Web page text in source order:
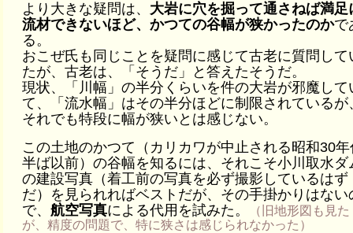
より大きな疑問は、 大岩に穴を掘って通さねば満足
流材できないほど、かつての谷幅が狭かったのかで
る。
おこぜ氏も同じことを疑問に感じて古老に質問して
たが、古老は、「そうだ」と答えたそうだ。
現状、「川幅」の半分くらいを件の大岩が邪魔して
て、「流水幅」はその半分ほどに制限されているが
それでも特段に幅が狭いとは感じない。
この土地のかつて（カリカワが中止される昭和30年
半ば以前）の谷幅を知るには、それこそ小川取水ダ
の建設写真（着工前の写真を必ず撮影しているはず
だ）を見られればベストだが、その手掛かりはない
で、航空写真による代用を試みた。
（旧地形図も見た
が、精度の問題で、特に狭さは感じられなかった）